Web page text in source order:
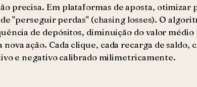
precisa. Em plataformas de aposta, otimizar
"perseguir perdas" (chasing losses). O
de depósitos, diminuição do valor médio
ação. Cada clique, cada recarga de saldo,
e negativo calibrado milimetricamente.